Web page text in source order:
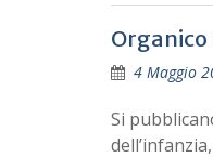
4 Maggio
Si